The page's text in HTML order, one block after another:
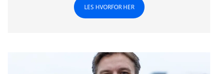
LES HVORFOR HER